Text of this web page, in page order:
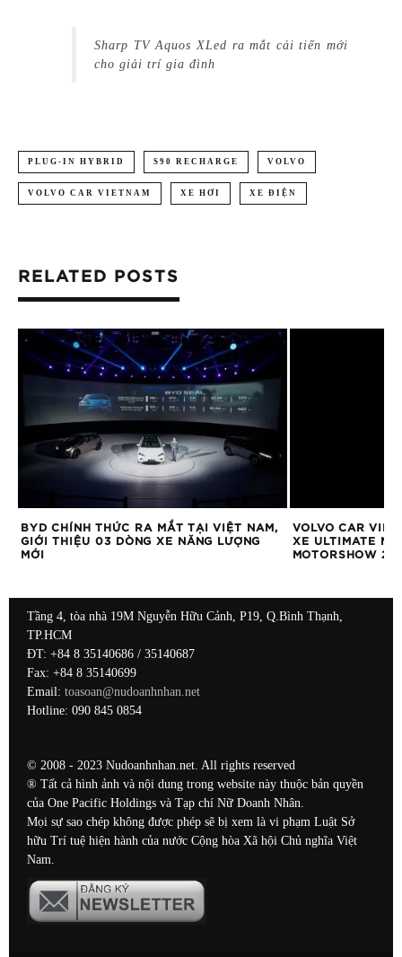
Sharp TV Aquos XLed ra mắt cải tiến mới
cho giải trí gia đình
PLUG-IN HYBRID S90 RECHARGE VOLVO
VOLVO CAR VIETNAM XE HƠI XE ĐIỆN
RELATED POSTS
BYD CHÍNH THỨC RA MẮT TẠI VIỆT NAM,
GIỚI THIỆU 03 DÒNG XE NĂNG LƯỢNG
MỚI
VOLVO CAR
XE ULTIMATE
MOTORSHOW
Tầng 4, tòa nhà 19M Nguyễn Hữu Cảnh, P19, Q.Bình Thạnh,
TP.HCM
ĐT: +84 8 35140686 / 35140687
Fax: +84 8 35140699
Email: toasoan@nudoanhnhan.net
Hotline: 090 845 0854
© 2008 - 2023 Nudoanhnhan.net. All rights reserved
® Tất cả hình ảnh và nội dung trong website này thuộc bản quyền
của One Pacific Holdings và Tạp chí Nữ Doanh Nhân.
Mọi sự sao chép không được phép sẽ bị xem là vi phạm Luật Sở
hữu Trí tuệ hiện hành của nước Cộng hòa Xã hội Chủ nghĩa Việt
Nam.